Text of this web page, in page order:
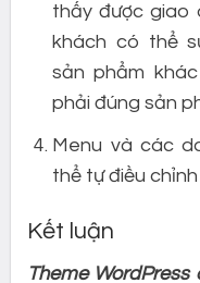
thấy được giao
khách có thể
sản phẩm
phải đúng sản
Menu và các
thể tự điều chỉnh
Kết luận
Theme